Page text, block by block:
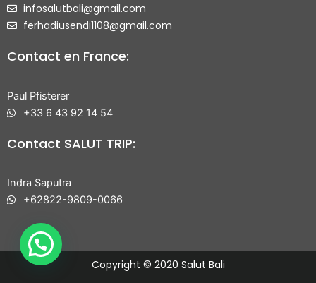
infosalutbali@gmail.com
ferhadiusendi1108@gmail.com
Contact en France:
Paul Pfisterer
+33 6 43 92 14 54
Contact SALUT TRIP:
Indra Saputra
+62822-9809-0066
Copyright © 2020 Salut Bali